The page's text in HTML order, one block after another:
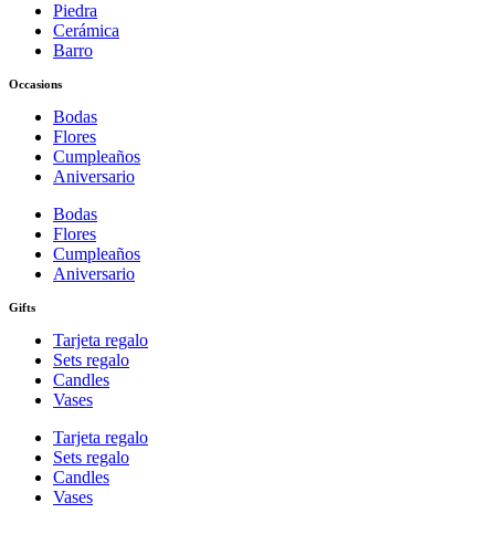
Piedra
Cerámica
Barro
Occasions
Bodas
Flores
Cumpleaños
Aniversario
Bodas
Flores
Cumpleaños
Aniversario
Gifts
Tarjeta regalo
Sets regalo
Candles
Vases
Tarjeta regalo
Sets regalo
Candles
Vases